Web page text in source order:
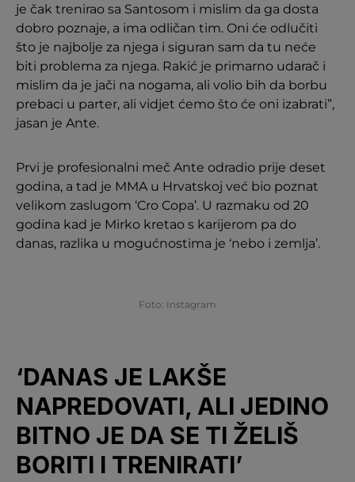
je čak trenirao sa Santosom i mislim da ga dosta
dobro poznaje, a ima odličan tim. Oni će odlučiti
što je najbolje za njega i siguran sam da tu neće
biti problema za njega. Rakić je primarno udarač i
mislim da je jači na nogama, ali volio bih da borbu
prebaci u parter, ali vidjet ćemo što će oni izabrati”,
jasan je Ante.
Prvi je profesionalni meč Ante odradio prije deset
godina, a tad je MMA u Hrvatskoj već bio poznat
velikom zaslugom ‘Cro Copa’. U razmaku od 20
godina kad je Mirko kretao s karijerom pa do
danas, razlika u mogućnostima je ‘nebo i zemlja’.
Foto: Instagram
‘DANAS JE LAKŠE
NAPREDOVATI, ALI JEDINO
BITNO JE DA SE TI ŽELIŠ
BORITI I TRENIRATI’